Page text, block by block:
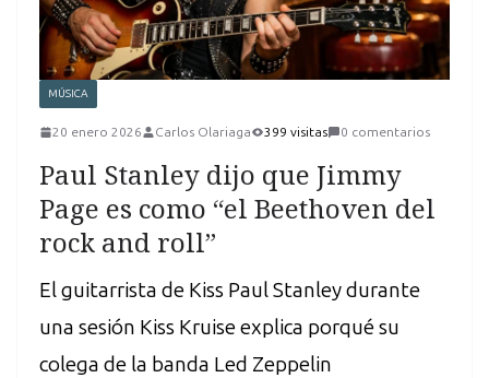
MÚSICA
20 enero 2026 Carlos Olariaga 399 visitas 0 comentarios
Paul Stanley dijo que Jimmy
Page es como “el Beethoven del
rock and roll”
El guitarrista de Kiss Paul Stanley durante
una sesión Kiss Kruise explica porqué su
colega de la banda Led Zeppelin